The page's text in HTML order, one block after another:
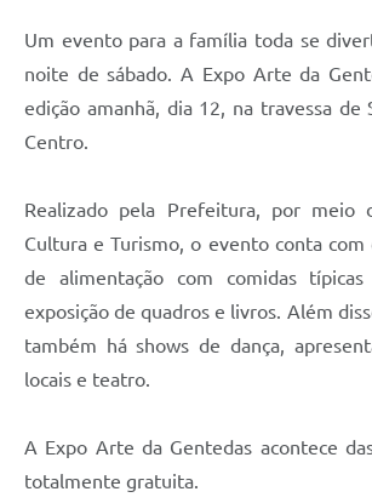
Um evento para a família toda se
noite de sábado. A Expo Arte da
edição amanhã, dia 12, na travessa de
Centro.
Realizado pela Prefeitura, por meio
Cultura e Turismo, o evento conta com
de alimentação com comidas
exposição de quadros e livros. Além
também há shows de dança,
locais e teatro.
A Expo Arte da Gentedas acontece
totalmente gratuita.